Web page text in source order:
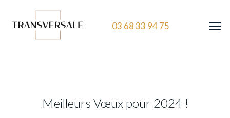
03 68 33 94 75
Meilleurs Vœux pour 2024 !